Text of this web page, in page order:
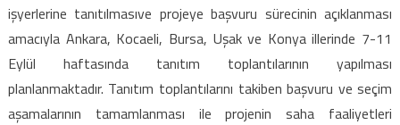
işyerlerine tanıtılmasıve projeye başvuru sürecinin açıklanması
amacıyla Ankara, Kocaeli, Bursa, Uşak ve Konya illerinde 7-11
Eylül haftasında tanıtım toplantılarının yapılması
planlanmaktadır. Tanıtım toplantılarını takiben başvuru ve seçim
aşamalarının tamamlanması ile projenin saha faaliyetleri